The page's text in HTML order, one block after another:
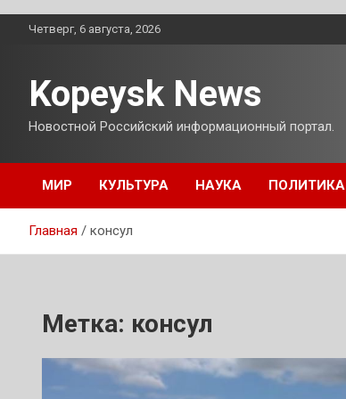
ПерейтиЧетверг, 6 августа, 2026
Kopeysk News
Новостной Российский информационный портал.
МИР КУЛЬТУРА НАУКА ПОЛИТИКА
Главная консул
Метка: консул